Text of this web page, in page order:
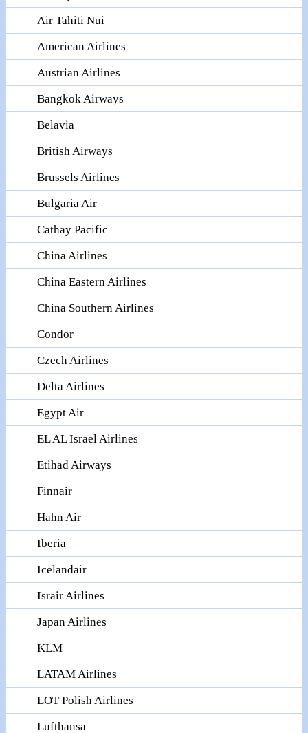
Air Tahiti Nui
American Airlines
Austrian Airlines
Bangkok Airways
Belavia
British Airways
Brussels Airlines
Bulgaria Air
Cathay Pacific
China Airlines
China Eastern Airlines
China Southern Airlines
Condor
Czech Airlines
Delta Airlines
Egypt Air
EL AL Israel Airlines
Etihad Airways
Finnair
Hahn Air
Iberia
Icelandair
Israir Airlines
Japan Airlines
KLM
LATAM Airlines
LOT Polish Airlines
Lufthansa